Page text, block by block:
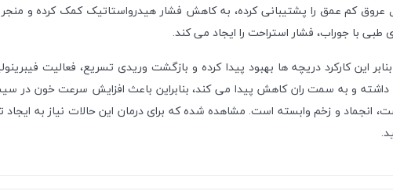
عروق کم عمق را پشتیبانی کرده، به کاهش فشار هیدرواستاتیک کمک کرده و
طبی با جوراب، فشار استراحت را ایجاد می کند.
این کارکرد دریچه ها بهبود پیدا کرده و بازگشت وریدی تسریع، فعالیت
داشته و به سمت ران کاهش پیدا می کند، بنابراین باعث افزایش سرعت خون در
انجماد و زخم وابسته است. مشاهده شده که برای درمان این حالات نیاز به